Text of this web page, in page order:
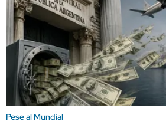
Pese al Mundial